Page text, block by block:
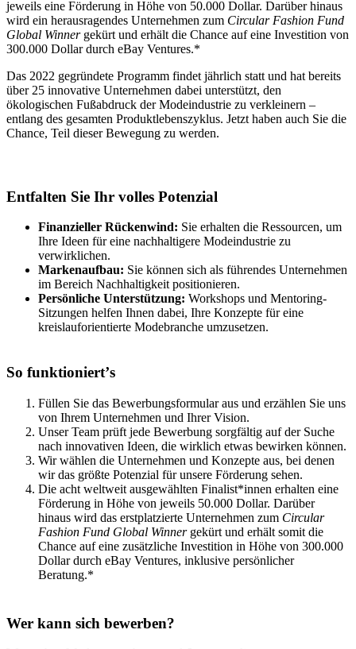
jeweils eine Förderung in Höhe von 50.000 Dollar. Darüber hinaus
wird ein herausragendes Unternehmen zum Circular Fashion Fund
Global Winnergekürt und erhält die Chance auf eine Investition von
300.000 Dollar durch eBay Ventures.*
Das 2022 gegründete Programm findet jährlich statt und hat bereits
über 25 innovative Unternehmen dabei unterstützt, den
ökologischen Fußabdruck der Modeindustrie zu verkleinern –
entlang des gesamten Produktlebenszyklus. Jetzt haben auch Sie die
Chance, Teil dieser Bewegung zu werden.
Entfalten Sie Ihr volles Potenzial
Finanzieller Rückenwind: Sie erhalten die Ressourcen, um
Ihre Ideen für eine nachhaltigere Modeindustrie zu
verwirklichen.
Markenaufbau: Sie können sich als führendes Unternehmen
im Bereich Nachhaltigkeit positionieren.
Persönliche Unterstützung: Workshops und Mentoring-
Sitzungen helfen Ihnen dabei, Ihre Konzepte für eine
kreislauforientierte Modebranche umzusetzen.
So funktioniertʼs
Füllen Sie das Bewerbungsformular aus und erzählen Sie uns
von Ihrem Unternehmen und Ihrer Vision.
Unser Team prüft jede Bewerbung sorgfältig auf der Suche
nach innovativen Ideen, die wirklich etwas bewirken können.
Wir wählen die Unternehmen und Konzepte aus, bei denen
wir das größte Potenzial für unsere Förderung sehen.
Die acht weltweit ausgewählten Finalist*innen erhalten eine
Förderung in Höhe von jeweils 50.000 Dollar. Darüber
hinaus wird das erstplatzierte Unternehmen zum Circular
Fashion Fund Global Winner gekürt und erhält somit die
Chance auf eine zusätzliche Investition in Höhe von 300.000
Dollar durch eBay Ventures, inklusive persönlicher
Beratung.*
Wer kann sich bewerben?